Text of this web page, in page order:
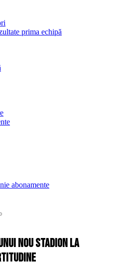
prima echipă
abonamente
nou stadion la